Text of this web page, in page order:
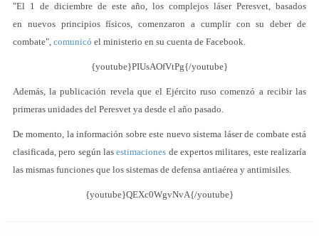
"El 1 de diciembre de este año, los complejos láser Peresvet, basados
en nuevos principios físicos, comenzaron a cumplir con su deber de
combate", comunicó el ministerio en su cuenta de Facebook.
{youtube}PIUsAOfVtPg{/youtube}
Además, la publicación revela que el Ejército ruso comenzó a recibir las
primeras unidades del Peresvet ya desde el año pasado.
De momento, la información sobre este nuevo sistema láser de combate está
clasificada, pero según lasestimaciones de expertos militares, este realizaría
las mismas funciones que los sistemas de defensa antiaérea y antimisiles.
{youtube}QEXc0WgvNvA{/youtube}